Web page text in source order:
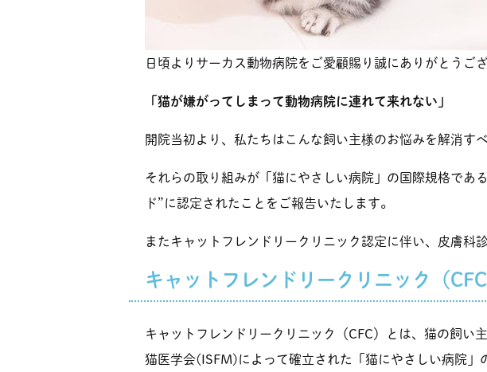
日頃よりサーカス動物病院をご愛顧賜り誠にありがとうご
「猫が嫌がってしまって動物病院に連れて来れない」
開院当初より、私たちはこんな飼い主様のお悩みを解消す
それらの取り組みが「猫にやさしい病院」の国際規格であ
ド”に認定されたことをご報告いたします。
またキャットフレンドリークリニック認定に伴い、皮膚科
キャットフレンドリークリニック（
キャットフレンドリークリニック（CFC）とは、猫の飼い
猫医学会(ISFM)によって確立された「猫にやさしい病院」